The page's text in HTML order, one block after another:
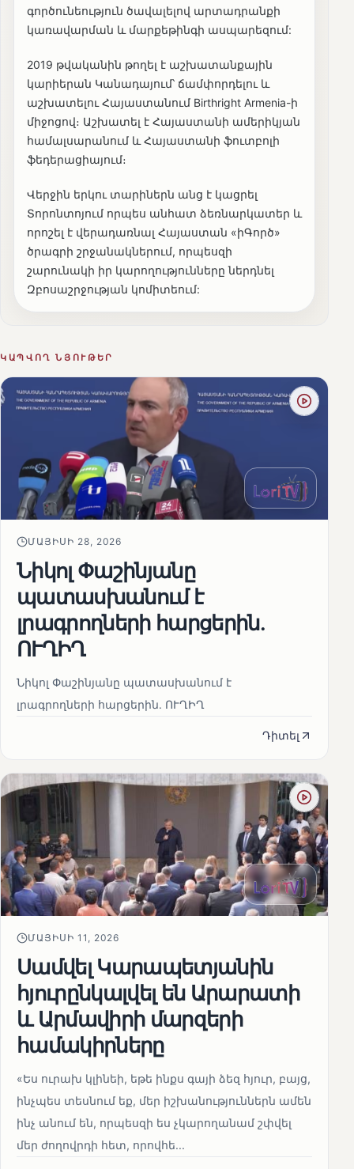
գործունեություն ծավալելով արտադրանքի
կառավարման և մարքեթինգի ասպարեզում:
2019 թվականին թողել է աշխատանքային
կարիերան Կանադայում՝ ճամփորդելու և
աշխատելու Հայաստանում Birthright Armenia-ի
միջոցով։ Աշխատել է Հայաստանի ամերիկյան
համալսարանում և Հայաստանի ֆուտբոլի
ֆեդերացիայում։
Վերջին երկու տարիներն անց է կացրել
Տորոնտոյում որպես անհատ ձեռնարկատեր և
որոշել է վերադառնալ Հայաստան «իԳործ»
ծրագրի շրջանակներում, որպեսզի
շարունակի իր կարողությունները ներդնել
Զբոսաշրջության կոմիտեում:
ԿԱՊՎՈՂ ՆՅՈՒԹԵՐ
ՄԱՅԻՍԻ 28, 2026
Նիկոլ Փաշինյանը
պատասխանում է
լրագրողների հարցերին․
ՈՒՂԻՂ
Նիկոլ Փաշինյանը պատասխանում է
լրագրողների հարցերին․ ՈՒՂԻՂ
Դիտել
ՄԱՅԻՍԻ 11, 2026
Սամվել Կարապետյանին
հյուրընկալվել են Արարատի
և Արմավիրի մարզերի
համակիրները
«Ես ուրախ կլինեի, եթե ինքս գայի ձեզ հյուր, բայց,
ինչպես տեսնում եք, մեր իշխանություններն ամեն
ինչ անում են, որպեսզի ես չկարողանամ շփվել
մեր ժողովրդի հետ, որովհե...